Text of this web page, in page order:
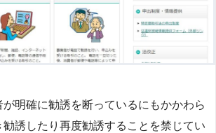
明確に勧誘を断っているにもかかわら
誘したり再度勧誘することを禁じてい